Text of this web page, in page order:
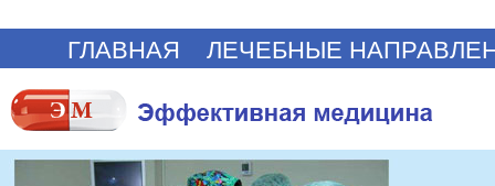
ГЛАВНАЯ ЛЕЧЕБНЫЕ